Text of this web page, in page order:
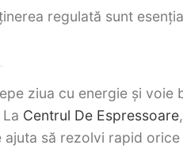
regulată sunt
ziua cu energie și voie
Centrul De Espressoare
să rezolvi rapid